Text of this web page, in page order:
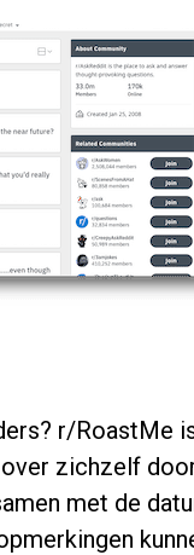
r/RoastMe
zichzelf
met de